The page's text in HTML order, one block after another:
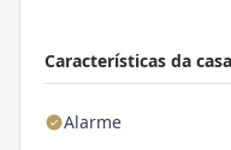
Características da casa
Alarme